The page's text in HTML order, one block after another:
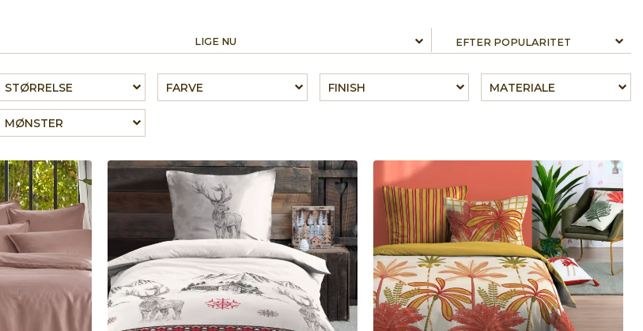
LIGE NU
STØRRELSE FARVE FINISH MATERIALE
MØNSTER